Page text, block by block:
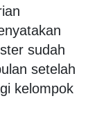
sudah
setelah
kelompok